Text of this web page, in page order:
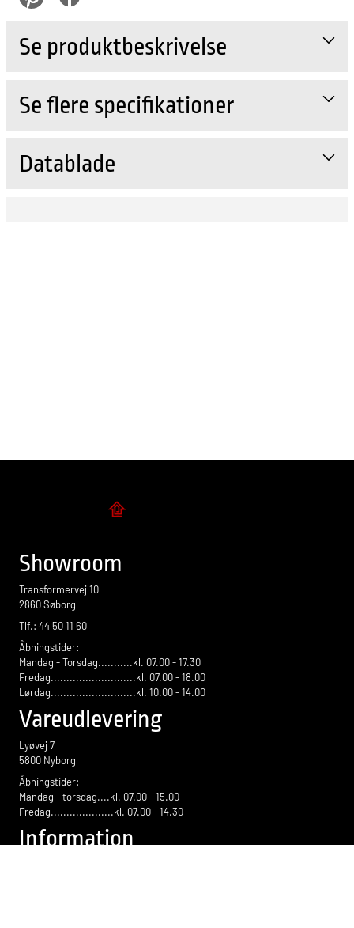
Se produktbeskrivelse
Se flere specifikationer
Datablade
Showroom
Transformervej 10
2860 Søborg
Tlf.: 44 50 11 60
Åbningstider:
Mandag - Torsdag...........kl. 07.00 - 17.30
Fredag...........................kl. 07.00 - 18.00
Lørdag...........................kl. 10.00 - 14.00
Vareudlevering
Lyøvej 7
5800 Nyborg
Åbningstider:
Mandag - torsdag....kl. 07.00 - 15.00
Fredag....................kl. 07.00 - 14.30
Information